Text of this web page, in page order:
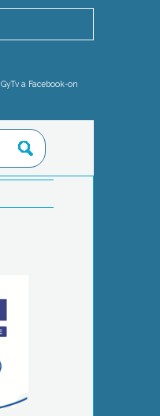
GyTv a Facebook-on